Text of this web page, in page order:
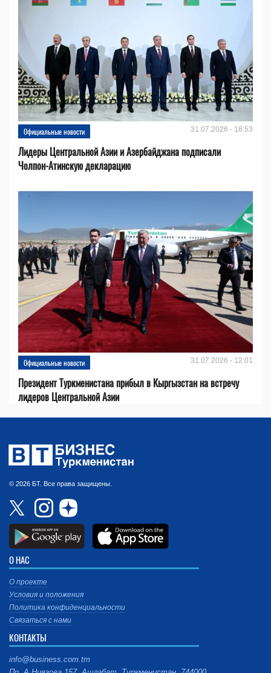
Официальные новости 31.07.2026 - 18:53
Лидеры Центральной Азии и Азербайджана подписали
Чолпон-Атинскую декларацию
Официальные новости 31.07.2026 - 12:01
Президент Туркменистана прибыл в Кыргызстан на встречу
лидеров Центральной Азии
© 2026 БТ. Все права защищены.
О НАС
О проекте
Условия и положения
Политика конфиденциальности
Связаться с нами
КОНТАКТЫ
info@business.com.tm